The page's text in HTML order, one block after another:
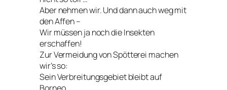
Aber nehmen wir. Und dann auch weg mit
den Affen –
Wir müssen ja noch die Insekten
erschaffen!
Zur Vermeidung von Spötterei machen
wir’s so:
Sein Verbreitungsgebiet bleibt auf